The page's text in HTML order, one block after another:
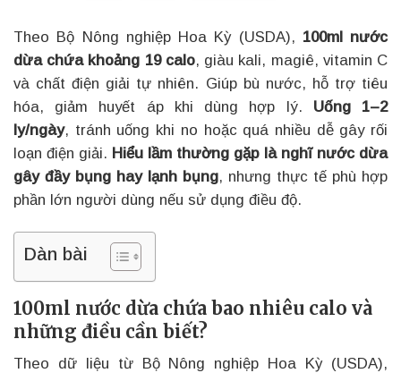
Theo Bộ Nông nghiệp Hoa Kỳ (USDA), 100ml nước
dừa chứa khoảng 19 calo, giàu kali, magiê, vitamin C
và chất điện giải tự nhiên. Giúp bù nước, hỗ trợ tiêu
hóa, giảm huyết áp khi dùng hợp lý. Uống 1–2
ly/ngày, tránh uống khi no hoặc quá nhiều dễ gây rối
loạn điện giải. Hiểu lầm thường gặp là nghĩ nước dừa
gây đầy bụng hay lạnh bụng, nhưng thực tế phù hợp
phần lớn người dùng nếu sử dụng điều độ.
Dàn bài
100ml nước dừa chứa bao nhiêu calo và
những điều cần biết?
Theo dữ liệu từ Bộ Nông nghiệp Hoa Kỳ (USDA),